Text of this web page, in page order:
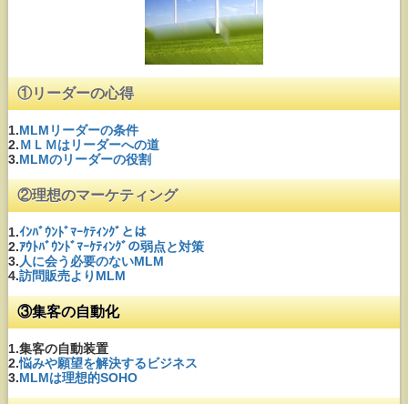
①リーダーの心得
1.MLMリーダーの条件
2.ＭＬＭはリーダーへの道
3.MLMのリーダーの役割
②理想のマーケティング
1.ｲﾝﾊﾞｳﾝﾄﾞﾏｰｹﾃｨﾝｸﾞとは
2.ｱｳﾄﾊﾞｳﾝﾄﾞﾏｰｹﾃｨﾝｸﾞの弱点と対策
3. 人に会う必要のないMLM
4.訪問販売よりMLM
③集客の自動化
1.集客の自動装置
2.悩みや願望を解決するビジネス
3.MLMは理想的SOHO